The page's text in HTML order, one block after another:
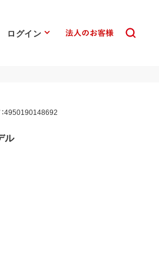
ログイン
4950190148692
ル